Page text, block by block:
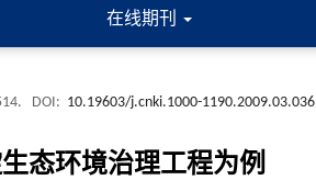
在线期刊
DOI: 10.19603/j.cnki.1000-1190.2009.03.036
态环境治理工程为例